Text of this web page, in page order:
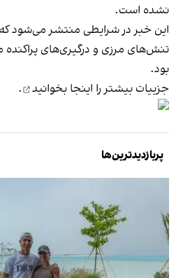
نشده است.
این خبر در شرایطی منتشر می‌شود
تنش‌های مرزی و درگیری‌های
بود.
جزییات بیشتر را اینجا بخوانید .
پربازدیدترین‌ها